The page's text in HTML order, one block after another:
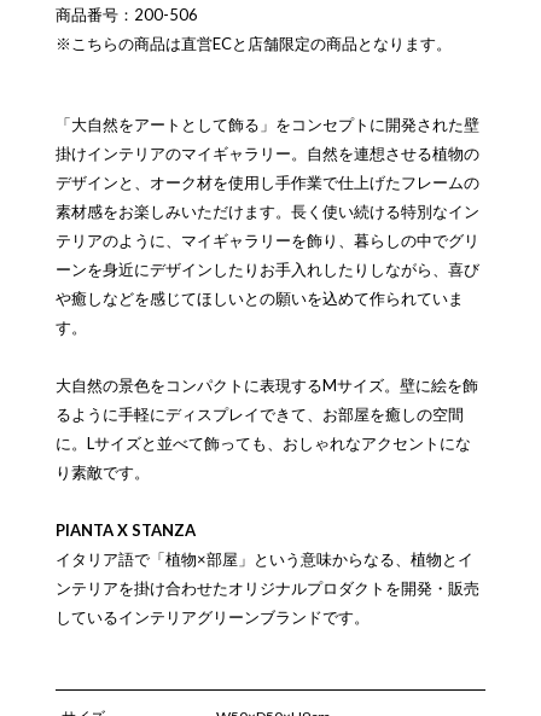
商品番号：200-506
※こちらの商品は直営ECと店舗限定の商品となります。
「大自然をアートとして飾る」をコンセプトに開発された壁
掛けインテリアのマイギャラリー。自然を連想させる植物の
デザインと、オーク材を使用し手作業で仕上げたフレームの
素材感をお楽しみいただけます。長く使い続ける特別なイン
テリアのように、マイギャラリーを飾り、暮らしの中でグリ
ーンを身近にデザインしたりお手入れしたりしながら、喜び
や癒しなどを感じてほしいとの願いを込めて作られていま
す。
大自然の景色をコンパクトに表現するMサイズ。壁に絵を飾
るように手軽にディスプレイできて、お部屋を癒しの空間
に。Lサイズと並べて飾っても、おしゃれなアクセントにな
り素敵です。
PIANTA X STANZA
イタリア語で「植物×部屋」という意味からなる、植物とイ
ンテリアを掛け合わせたオリジナルプロダクトを開発・販売
しているインテリアグリーンブランドです。